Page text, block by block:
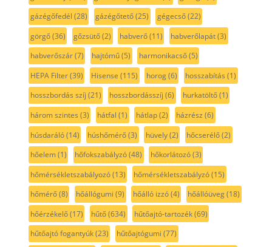
gázégőfedél (28) gázégőtető(25) gégecső(22)
görgő(36) gőzsütő(2) habverő(11) habverőlapát(3)
habverőszár(7) hajtómű(5) harmonikacső(5)
HEPA Filter(39) Hisense (115) horog(6) hosszabítás (1)
hosszbordás szíj (21) hosszbordásszíj (6) hurkatöltő(1)
három szintes (3) hátfal (1) hátlap(2) házrész (6)
húsdaráló(14) húshőmérő(3) hüvely(2) hőcserélő(2)
hőelem(1) hőfokszabályzó(48) hőkorlátozó(3)
hőmérsékletszabályozó(13) hőmérsékletszabályzó(15)
hőmérő(8) hőállógumi (9) hőálló izzó(4) hőállóüveg(18)
hőérzékelő(17) hűtő(634) hűtőajtó-tartozék(69)
hűtőajtó fogantyúk(23) hűtőajtógumi (77)